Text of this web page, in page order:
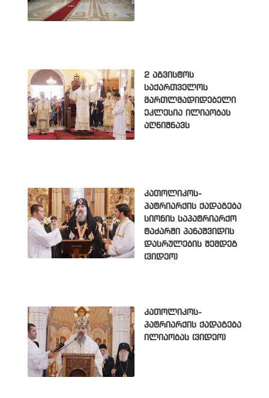
2 აგვისტოს
საქართველოს
მართლმადიდებელი
ეკლესია ილიაობას
აღნიშნავს
კათოლიკოს-
პატრიარქის ქადაგება
სიონის საპატრიარქო
ტაძარში პანაშვიდის
დასრულების შემდეგ
(ვიდეო)
კათოლიკოს-
პატრიარქის ქადაგება
ილიაობას (ვიდეო)